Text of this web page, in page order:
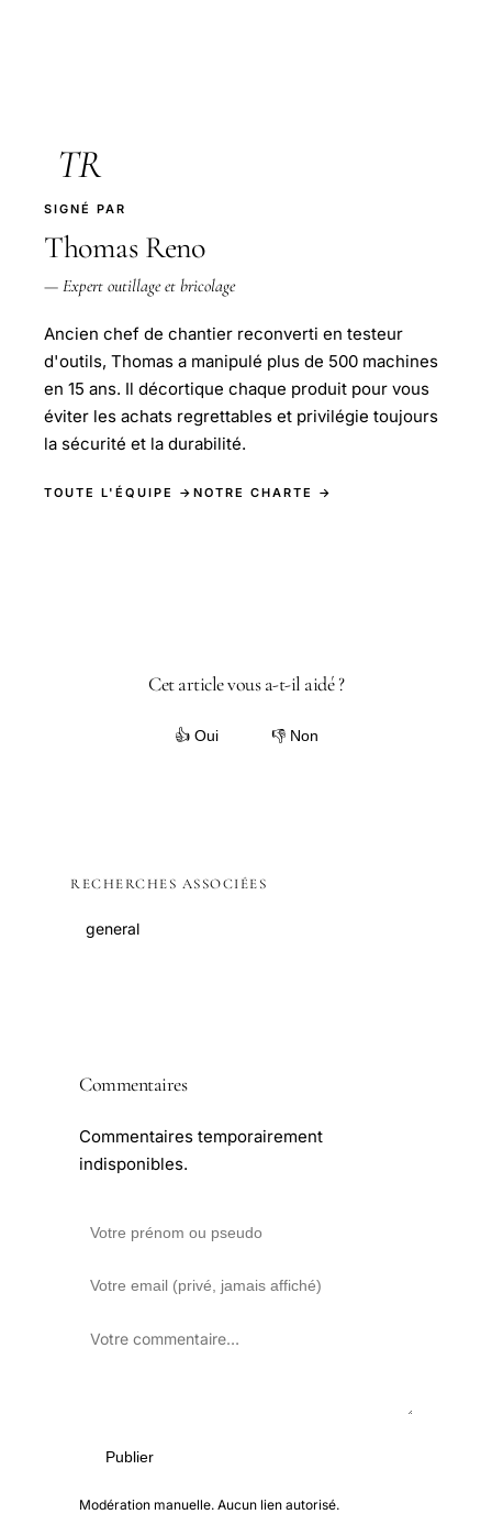
TR
SIGNÉ PAR
Thomas Reno
— Expert outillage et bricolage
Ancien chef de chantier reconverti en testeur
d'outils, Thomas a manipulé plus de 500 machines
en 15 ans. Il décortique chaque produit pour vous
éviter les achats regrettables et privilégie toujours
la sécurité et la durabilité.
TOUTE L'ÉQUIPE → NOTRE CHARTE →
Cet article vous a-t-il aidé ?
👍 Oui 👎 Non
RECHERCHES ASSOCIÉES
general
Commentaires
Commentaires temporairement
indisponibles.
Publier
Modération manuelle. Aucun lien autorisé.